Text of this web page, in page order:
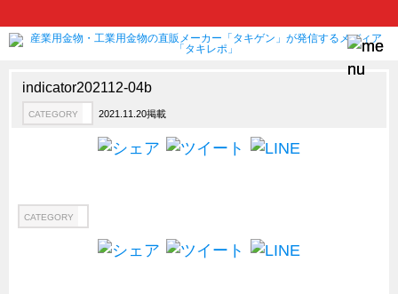
CATEGORY
新製品ロケットニュース
製品開発秘話
indicator202112-04b
CATEGORY 2021.11.20掲載
CATEGORY